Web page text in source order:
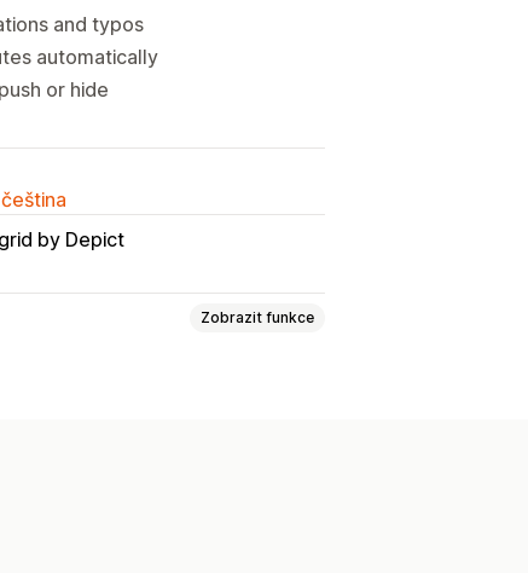
and typos
automatically
or hide
by Depict
Zobrazit funkce